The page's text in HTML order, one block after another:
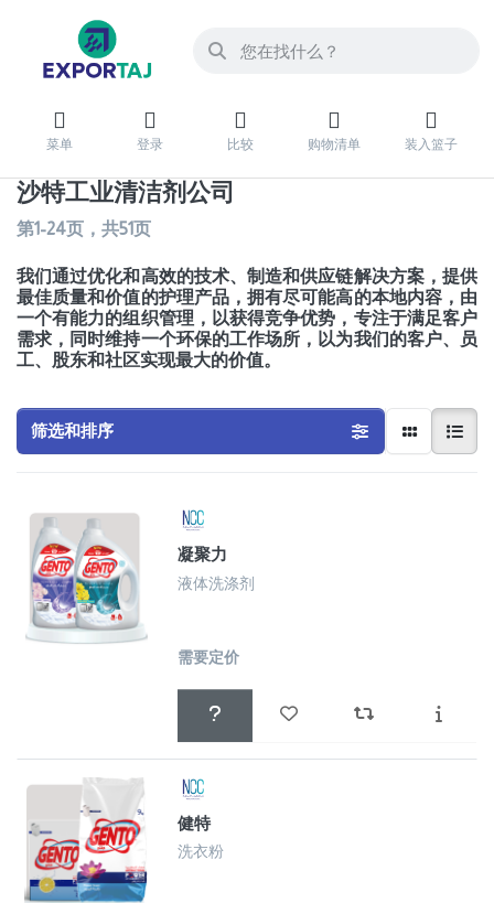
菜单 登录 比较 购物清单 装入篮子
沙特工业清洁剂公司
第1-24页，共51页
我们通过优化和高效的技术、制造和供应链解决方案，提供
最佳质量和价值的护理产品，拥有尽可能高的本地内容，由
一个有能力的组织管理，以获得竞争优势，专注于满足客户
需求，同时维持一个环保的工作场所，以为我们的客户、员
工、股东和社区实现最大的价值。
筛选和排序
凝聚力
液体洗涤剂
需要定价
健特
洗衣粉